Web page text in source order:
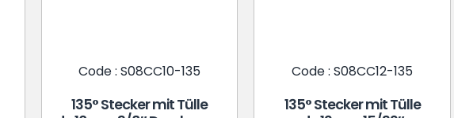
Code : S08CC10-135
135° Stecker mit Tülle
Code : S08CC12-135
135° Stecker mit Tülle